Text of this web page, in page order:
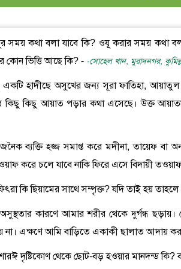
সময় কথা বলা যাবে কি? ওযূ করার সময় কথা
কোন ভিত্তি আছে কি? - -সোহেল খান, মুরাদনগর,
হাদীছে অসুখের জন্য সূরা ফাতিহা, আয়াতুল
কিছু কিছু আয়াত পড়ার কথা এসেছে। উক্ত
ব্যক্তি হজ্জ সমাপ্ত করে মদীনা, তায়েফ বা
করে চলে যাবে নাকি ফিরে এসে বিদায়ী
কি ছিয়ামের সাথে সম্পৃক্ত? যদি তাই হয়
কারণে আমার শরীর থেকে দুর্গন্ধ
না। এক্ষণে আমি বাড়িতে একাকী ছালাত আদায়
দৃষ্টিকোণ থেকে ছোট-বড় হওয়ার মানদন্ড কি?